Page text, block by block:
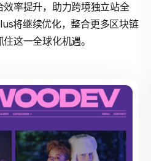
率提升，助力跨境独立站全
将继续优化，整合更多区块链
这一全球化机遇。